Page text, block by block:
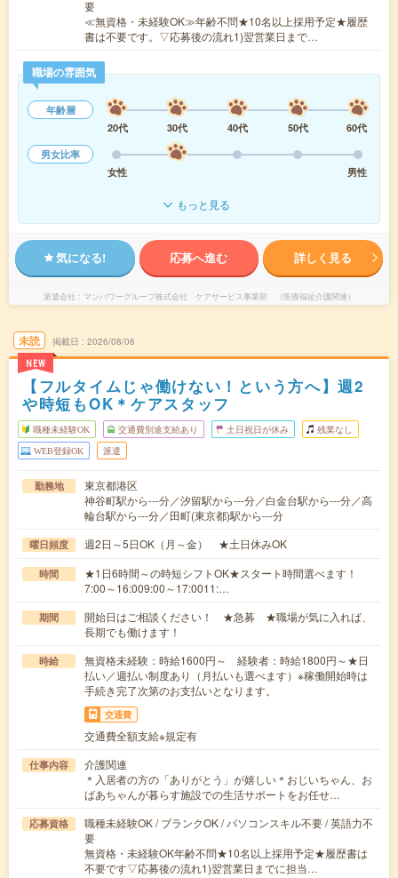
要
≪無資格・未経験OK≫年齢不問★10名以上採用予定★履歴
書は不要です。▽応募後の流れ1)翌営業日まで…
職場の雰囲気
年齢層
20代
30代 40代 50代
60代
男女比率
女性
男性
もっと見る
気になる! 応募へ進む 詳しく見る
派遣会社 マンパワーグループ株式会社 ケアサービス事業部 （医療福祉介護関連）
未読
NEW
掲載日 2026/08/06
【フルタイムじゃ働けない！という方へ】週2
や時短もOK＊ケアスタッフ
職種未経験OK 交通費別途支給あり 土日祝日が休み 残業なし
WEB登録OK 派遣
勤務地
東京都港区
神谷町駅から---分／汐留駅から---分／白金台駅から---分／高
輪台駅から---分／田町(東京都)駅から---分
曜日頻度 週2日～5日OK（月～金） ★土日休みOK
時間
★1日6時間～の時短シフトOK★スタート時間選べます！
7:00～16:009:00～17:0011:…
期間
開始日はご相談ください！ ★急募 ★職場が気に入れば、
長期でも働けます！
時給
無資格未経験：時給1600円～ 経験者：時給1800円～★日
払い／週払い制度あり（月払いも選べます）※稼働開始時は
手続き完了次第のお支払いとなります。
交通費
交通費全額支給※規定有
仕事内容
介護関連
＊入居者の方の「ありがとう」が嬉しい＊おじいちゃん、お
ばあちゃんが暮らす施設での生活サポートをお任せ…
応募資格
職種未経験OK / ブランクOK / パソコンスキル不要 / 英語力不
要
無資格・未経験OK年齢不問★10名以上採用予定★履歴書は
不要です▽応募後の流れ1)翌営業日までに担当…